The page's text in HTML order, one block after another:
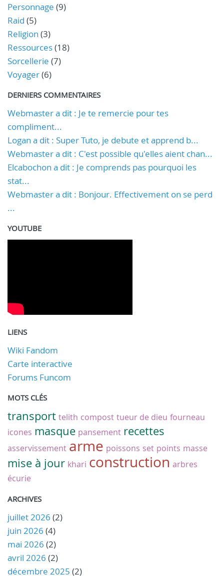
Personnage (9)
Raid (5)
Religion (3)
Ressources(18)
Sorcellerie (7)
Voyager(6)
DERNIERS COMMENTAIRES
Webmaster a dit : Je te remercie pour tes
compliment...
Logan a dit : Super Tuto, je debute et apprend b...
Webmaster a dit : C'est possible qu'elles aient chan...
Elcabochon a dit : Je comprends pas pourquoi les
stat...
Webmaster a dit : Bonjour. Effectivement on se perd
...
YOUTUBE
LIENS
Wiki Fandom
Carte interactive
Forums Funcom
MOTS CLÉS
transport telith compost tueur de dieu fourneau
icones masque pansement recettes
asservissement arme poissons set points masse
mise à jour khari construction arbres
écurie
ARCHIVES
juillet 2026 (2)
juin 2026 (4)
mai 2026 (2)
avril 2026 (2)
décembre 2025 (2)